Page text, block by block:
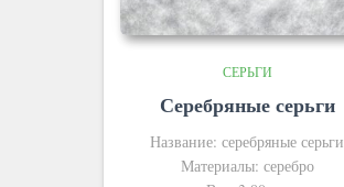
СЕРЬГИ
Серебряные серьги
Название: серебряные серьги
Материалы: серебро